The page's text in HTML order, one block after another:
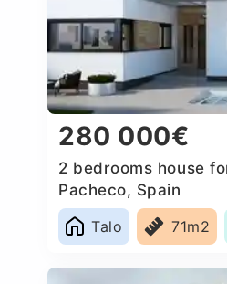
280 000€
2 bedrooms house
Pacheco, Spain
Talo
71m2